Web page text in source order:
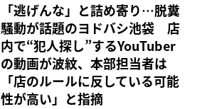
「逃げんな」と詰め寄り…脱糞
騒動が話題のヨドバシ池袋 店
内で“犯人探し”するYouTuber
の動画が波紋、本部担当者は
「店のルールに反している可能
性が高い」と指摘